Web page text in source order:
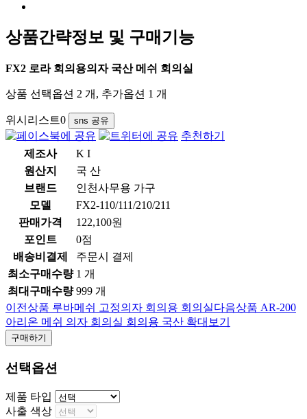
상품간략정보 및 구매기능
FX2 로라 회의용의자 국산 메쉬 회의실
상품 선택옵션 2 개, 추가옵션 1 개
위시리스트0 sns 공유
추천하기
제조사
K I
원산지
국 산
브랜드
인천사무용 가구
모델
FX2-110/111/210/211
판매가격
122,100원
포인트
0점
배송비결제
주문시 결제
최소구매수량 1 개
최대구매수량 999 개
이전상품 루바메쉬 고정의자 회의용 회의실다음상품 AR-200
아리온 메쉬 의자 회의실 회의용 국산 확대보기
구매하기
선택옵션
제품 타입
사출 색상